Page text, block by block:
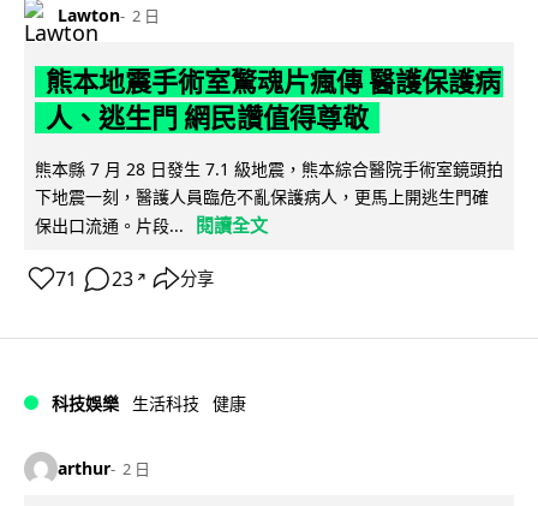
Lawton 2 日
熊本地震手術室驚魂片瘋傳 醫護保護病
人、逃生門 網民讚值得尊敬
熊本縣 7 月 28 日發生 7.1 級地震，熊本綜合醫院手術室鏡頭拍
下地震一刻，醫護人員臨危不亂保護病人，更馬上開逃生門確
保出口流通。片段...
閱讀全文
71 23 ↗ 分享
科技娛樂 生活科技 健康
arthur 2 日